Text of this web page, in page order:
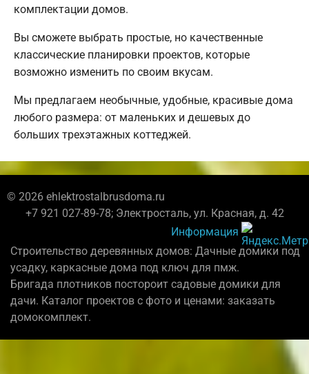
комплектации домов.
Вы сможете выбрать простые, но качественные
классические планировки проектов, которые
возможно изменить по своим вкусам.
Мы предлагаем необычные, удобные, красивые дома
любого размера: от маленьких и дешевых до
больших трехэтажных коттеджей.
© 2026 ehlektrostalbrusdoma.ru
+7 921 027-89-78; Электросталь, ул. Красная, д. 42
Информация
Строительство деревянных домов: Дачные домики под
усадку, каркасные дома под ключ для пмж.
Бригада плотников постороит садовые домики для
дачи. Каталог проектов с фото и ценами: заказать
домокомплект.